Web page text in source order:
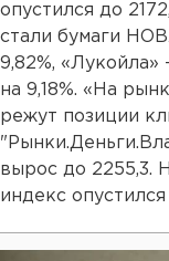
опустился до
стали бумаги
9,82%, «Лукойла»
на 9,18%. «На
режут позиции
вырос до 2255,3.
индекс